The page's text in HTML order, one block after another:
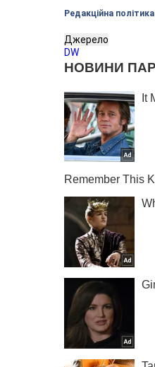
Редакційна політика
Джерело
DW